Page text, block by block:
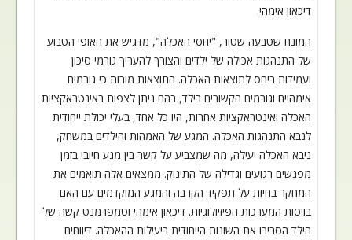
דיכאון אימהי.
המונח שטבעה שטור, "יחסי האכלה", מדגיש את האופי הטבוע
של התנהגות אכילה של ילדים והצורך להעריך גורמי סיכון
ועמידות ביחס לתוצאות האכלה. התוצאות מורות כי גורמים
אימהיים וגורמים הקשורים בילד, בהם ניתן לצפות באינטראקציות
האכלה ואינטראקציות אחרות, היו כל אחד, בעלי יכולת ייחודית
לנבא התנהגות האכלה. המגע של האמהות והילדים במשחק,
ניבא האכלה יעילה, מה שמצביע על קשר בין מגע חיובי בזמן
מפגשים רגועים וגדילה של התינוק. ממצאים אלה תואמים את
המחקר בחיות על תפקיד הקרבה והמגע המוקדמים עם האם
בויסות המערכות הפיזיולוגיות. דיכאון אימהי וטמפרמנט קשה של
הילד הסבירו את השונות הייחודית ביעילות ההאכלה. דיווחים